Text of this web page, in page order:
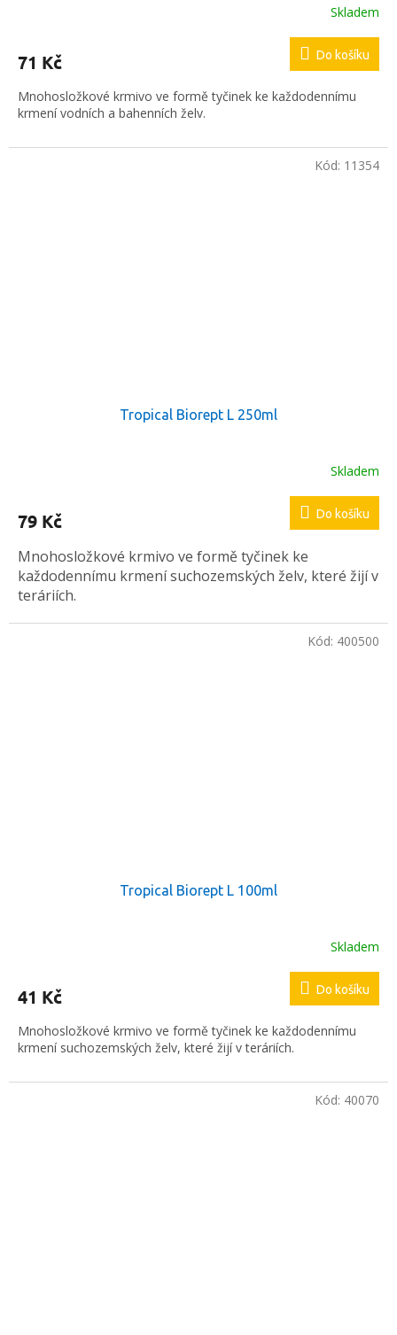
Skladem
71 Kč Do košíku
Mnohosložkové krmivo ve formě tyčinek ke každodennímu
krmení vodních a bahenních želv.
Tropical Biorept L 250ml
Skladem
79 Kč Do košíku
Mnohosložkové krmivo ve formě tyčinek ke
každodennímu krmení suchozemských želv, které žijí v
teráriích.
Kód: 11354
Tropical Biorept L 100ml
Skladem
41 Kč Do košíku
Mnohosložkové krmivo ve formě tyčinek ke každodennímu
krmení suchozemských želv, které žijí v teráriích.
Kód: 400500
Kód: 40070